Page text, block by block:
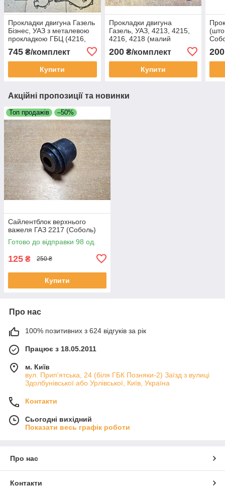
Прокладки двигуна Газель
Бізнес, УАЗ з металевою
прокладкою ГБЦ (4216,
745 ₴/комплект
Купити
Прокладки двигуна
Газель, УАЗ, 4213, 4215,
4216, 4218 (малий
200₴/комплект
Купити
200
Акційні пропозиції та новинки
Топ продажів –50%
Сайлентблок верхнього
важеля ГАЗ 2217 (Соболь)
Готово до відправки 98 од.
125 ₴ 250 ₴
Купити
Про нас
100% позитивних з 624 відгуків за рік
Працює з 18.05.2011
м. Київ
вул. Прип'ятська, 24 (біля ГБК Позняки-2) Заїзд з вулиці
Здолбунівської або Урлівської, Київ, Україна
Контакти
Сьогодні вихідний
Показати весь графік роботи
Про нас
Контакти